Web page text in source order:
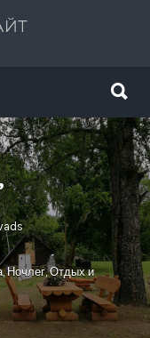
,Ночлег,Отдых и